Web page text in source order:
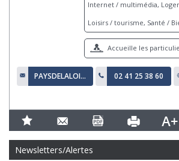
Internet / multimédia,
Loisirs / tourisme, Santé /
Accueille les
PAYSDELALOIRE@FAMILLESRURALES.ORG 02 41 25 38 60
Newsletters/Alertes